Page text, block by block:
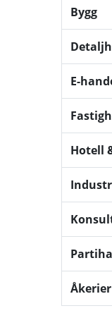
Bygg
E-
Hotell
Åkerier